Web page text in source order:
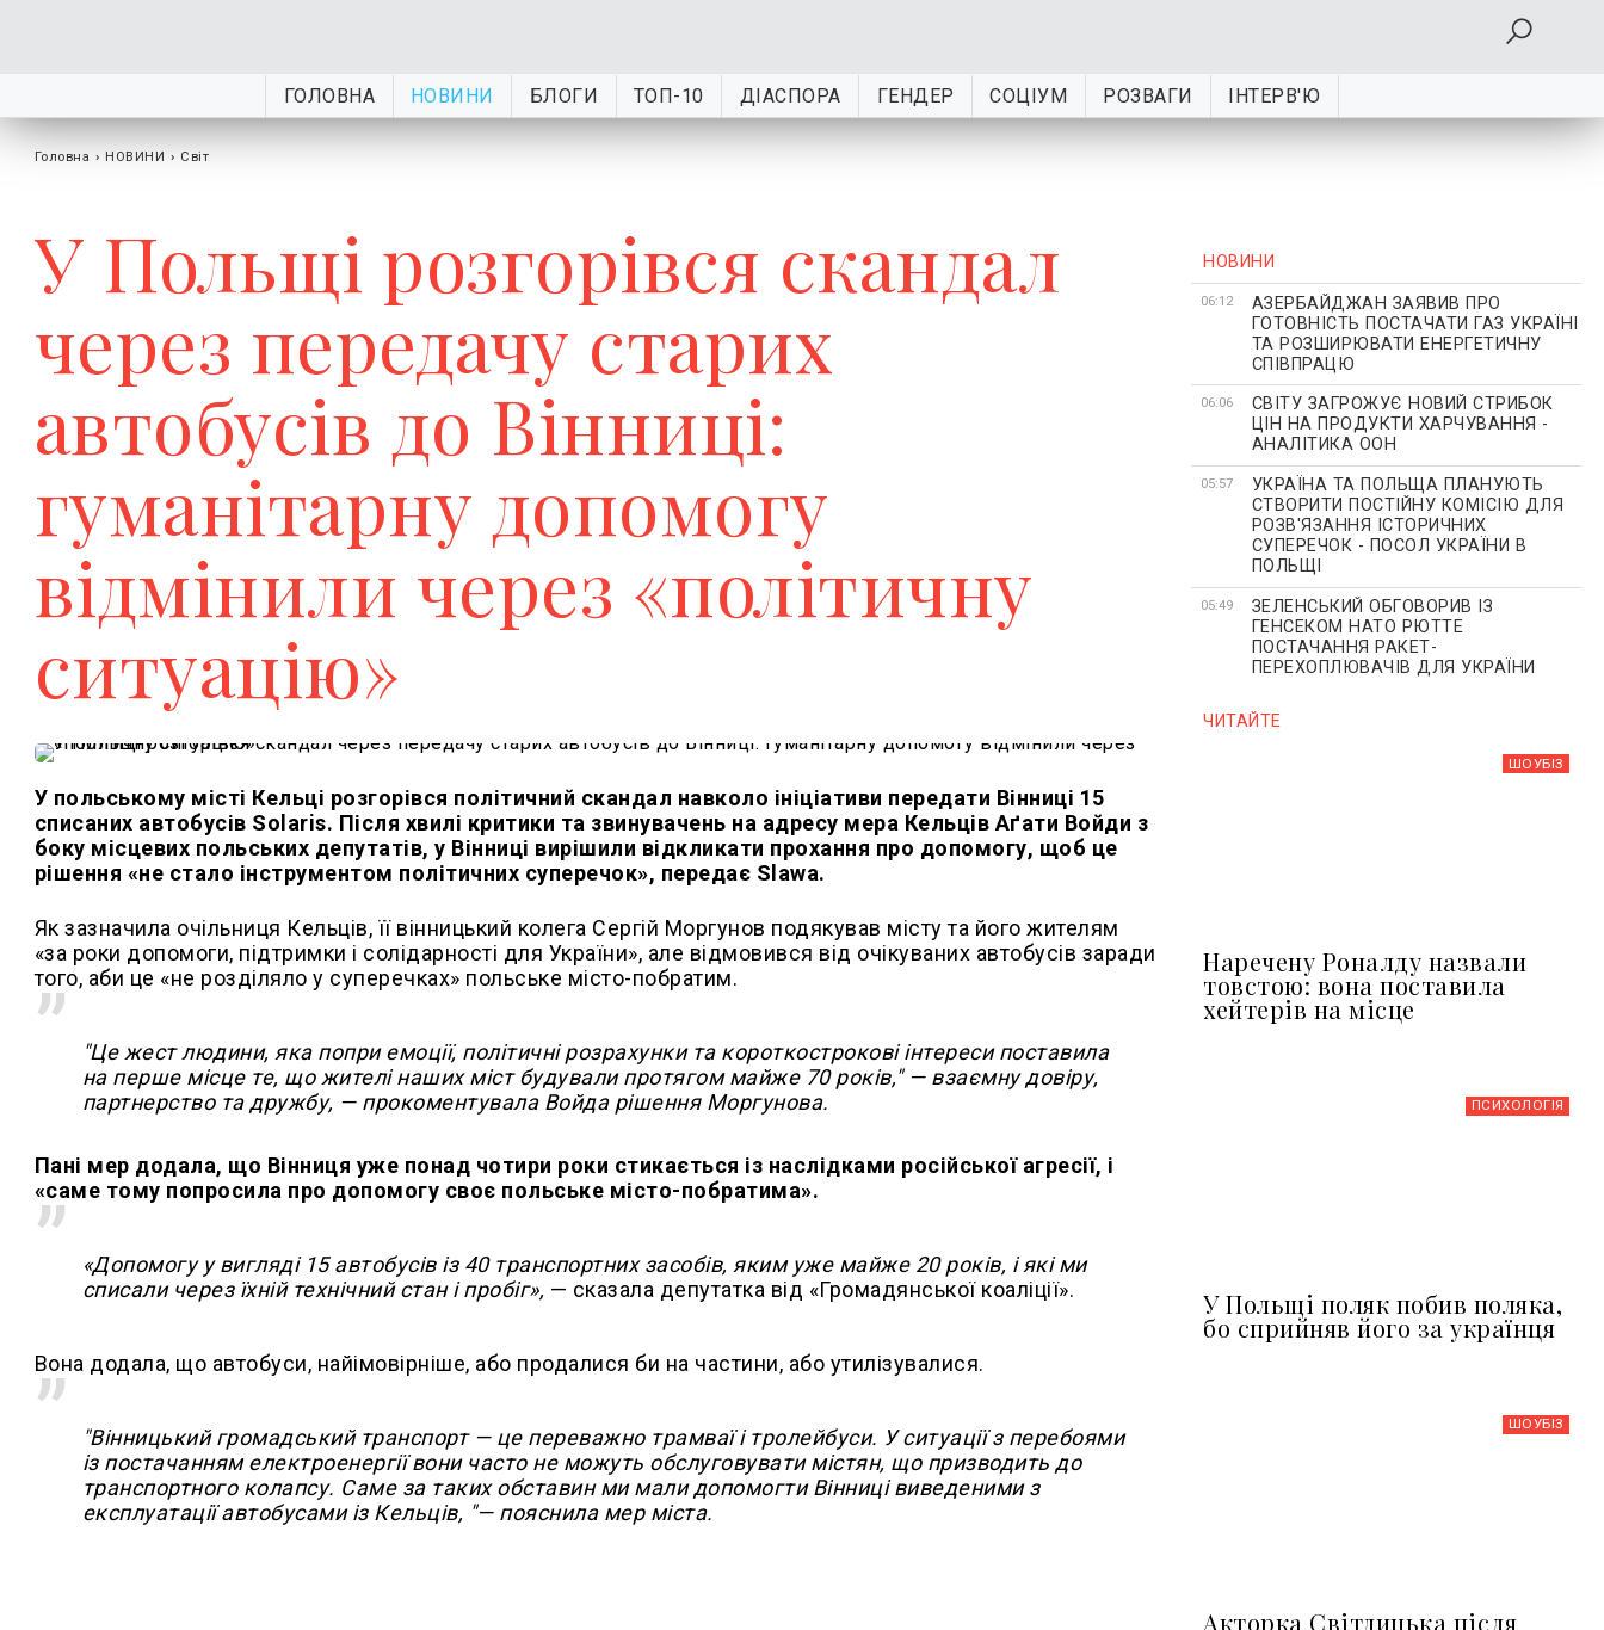
ГОЛОВНА НОВИНИ БЛОГИ ТОП-10 ДІАСПОРА ГЕНДЕР СОЦІУМ РОЗВАГИ ІНТЕРВ'Ю
Головна › НОВИНИ › Світ
У Польщі розгорівся скандал
через передачу старих
автобусів до Вінниці:
гуманітарну допомогу
відмінили через «політичну
ситуацію»
У польському місті Кельці розгорівся політичний скандал навколо ініціативи передати Вінниці 15
списаних автобусів Solaris. Після хвилі критики та звинувачень на адресу мера Кельців Аґати Войди з
боку місцевих польських депутатів, у Вінниці вирішили відкликати прохання про допомогу, щоб це
рішення «не стало інструментом політичних суперечок», передає Slawa.
Як зазначила очільниця Кельців, її вінницький колега Сергій Моргунов подякував місту та його жителям
«за роки допомоги, підтримки і солідарності для України», але відмовився від очікуваних автобусів заради
того, аби це «не розділяло у суперечках» польське місто-побратим.
"Це жест людини, яка попри емоції, політичні розрахунки та короткострокові інтереси поставила
на перше місце те, що жителі наших міст будували протягом майже 70 років," — взаємну довіру,
партнерство та дружбу, — прокоментувала Войда рішення Моргунова.
Пані мер додала, що Вінниця уже понад чотири роки стикається із наслідками російської агресії, і
«саме тому попросила про допомогу своє польське місто-побратима».
«Допомогу у вигляді 15 автобусів із 40 транспортних засобів, яким уже майже 20 років, і які ми
списали через їхній технічний стан і пробіг», — сказала депутатка від «Громадянської коаліції».
Вона додала, що автобуси, найімовірніше, або продалися би на частини, або утилізувалися.
"Вінницький громадський транспорт — це переважно трамваї і тролейбуси. У ситуації з перебоями
із постачанням електроенергії вони часто не можуть обслуговувати містян, що призводить до
транспортного колапсу. Саме за таких обставин ми мали допомогти Вінниці виведеними з
експлуатації автобусами із Кельців, "— пояснила мер міста.
НОВИНИ
06:12
АЗЕРБАЙДЖАН ЗАЯВИВ ПРО
ГОТОВНІСТЬ ПОСТАЧАТИ ГАЗ УКРАЇНІ
ТА РОЗШИРЮВАТИ ЕНЕРГЕТИЧНУ
СПІВПРАЦЮ
06:06
СВІТУ ЗАГРОЖУЄ НОВИЙ СТРИБОК
ЦІН НА ПРОДУКТИ ХАРЧУВАННЯ -
АНАЛІТИКА ООН
05:57
УКРАЇНА ТА ПОЛЬЩА ПЛАНУЮТЬ
СТВОРИТИ ПОСТІЙНУ КОМІСІЮ ДЛЯ
РОЗВ'ЯЗАННЯ ІСТОРИЧНИХ
СУПЕРЕЧОК - ПОСОЛ УКРАЇНИ В
ПОЛЬЩІ
05:49
ЗЕЛЕНСЬКИЙ ОБГОВОРИВ ІЗ
ГЕНСЕКОМ НАТО РЮТТЕ
ПОСТАЧАННЯ РАКЕТ-
ПЕРЕХОПЛЮВАЧІВ ДЛЯ УКРАЇНИ
ЧИТАЙТЕ
ШОУБIЗ
Наречену Роналду назвали
товстою: вона поставила
хейтерів на місце
ПСИХОЛОГІЯ
У Польщі поляк побив поляка,
бо сприйняв його за українця
ШОУБIЗ
Акторка Світлицька після